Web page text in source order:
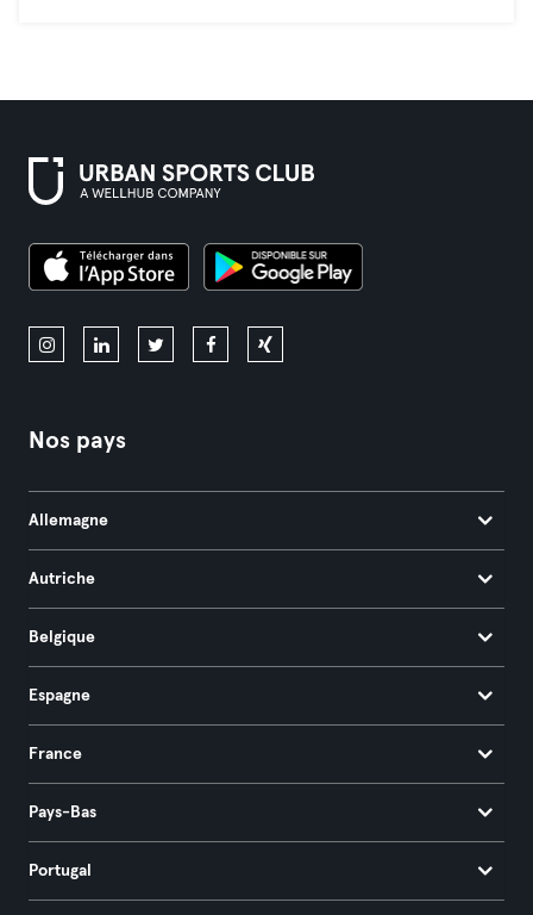
Nos pays
Allemagne
Autriche
Belgique
Espagne
France
Pays-Bas
Portugal